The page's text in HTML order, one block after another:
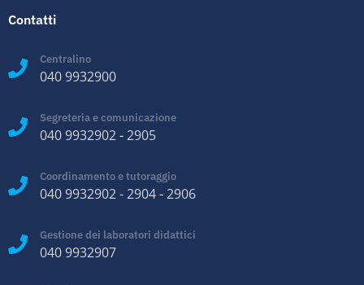
Contatti
Centralino
040 9932900
Segreteria e comunicazione
040 9932902-2905
Coordinamento e tutoraggio
040 9932902-2904-2906
Gestione dei laboratori didattici
040 9932907